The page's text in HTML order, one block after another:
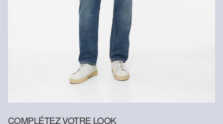
COMPLÉTEZ VOTRE LOOK